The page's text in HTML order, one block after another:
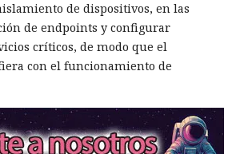
de dispositivos, en las
de endpoints y configurar
críticos, de modo que el
con el funcionamiento de